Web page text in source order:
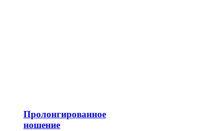
Пролонгированное
ношение